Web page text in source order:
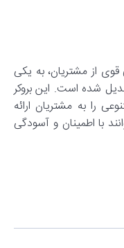
قوی از مشتریان، به یکی
شده است. این بروکر
را به مشتریان ارائه
با اطمینان و آسودگی